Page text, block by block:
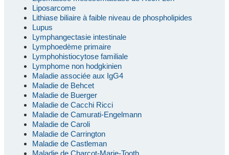
Liposarcome
Lithiase biliaire à faible niveau de phospholipides
Lupus
Lymphangectasie intestinale
Lymphoedème primaire
Lymphohistiocytose familiale
Lymphome non hodgkinien
Maladie associée aux IgG4
Maladie de Behcet
Maladie de Buerger
Maladie de Cacchi Ricci
Maladie de Camurati-Engelmann
Maladie de Caroli
Maladie de Carrington
Maladie de Castleman
Maladie de Charcot-Marie-Tooth